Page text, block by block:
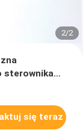
2/2
sterownika
się teraz